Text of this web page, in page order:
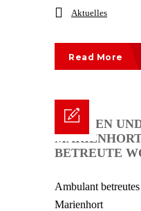
Aktuelles
Read More
WOHNEN
BETREUTE
Ambulant
Marienhort